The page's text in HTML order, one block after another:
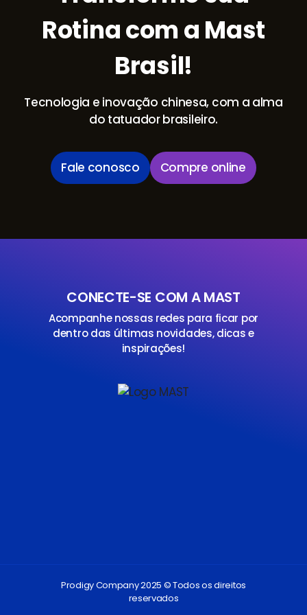
Rotina com a Mast
Brasil!
Tecnologia e inovação chinesa, com a alma
do tatuador brasileiro.
Fale conosco Compre online
CONECTE-SE COM A MAST
Acompanhe nossas redes para ficar por
dentro das últimas novidades, dicas e
inspirações!
Prodigy Company 2025 © Todos os direitos
reservados